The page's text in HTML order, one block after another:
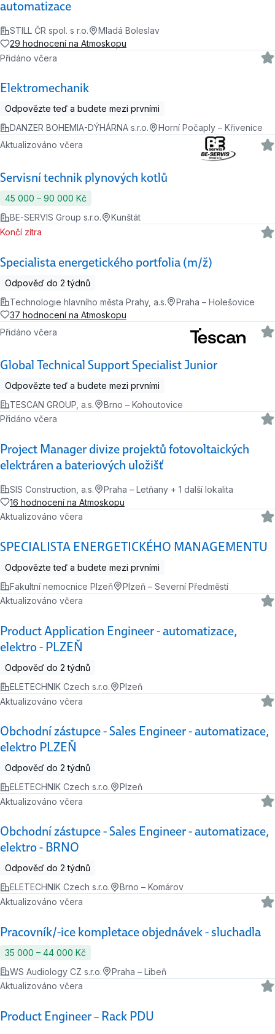
automatizace
STILL ČR spol. s r.o.
Mladá Boleslav
29 hodnocení na Atmoskopu
Elektromechanik
Přidáno včera
Odpovězte teď a budete mezi prvními
DANZER BOHEMIA-DÝHÁRNA s.r.o.
Horní Počaply – Křivenice
Servisní technik plynových kotlů
Aktualizováno včera
45 000 ‍–‍ 90 000 Kč
BE-SERVIS Group s.r.o.
Kunštát
Specialista energetického portfolia (m/ž)
Končí zítra
Odpověď do 2 týdnů
Technologie hlavního města Prahy, a.s.
Praha – Holešovice
37 hodnocení na Atmoskopu
Global Technical Support Specialist Junior
Přidáno včera
Odpovězte teď a budete mezi prvními
TESCAN GROUP, a.s.
Brno – Kohoutovice
Project Manager divize projektů fotovoltaických
elektráren a bateriových uložišť
Přidáno včera
SIS Construction, a.s.
Praha – Letňany + 1 další lokalita
16 hodnocení na Atmoskopu
SPECIALISTA ENERGETICKÉHO MANAGEMENTU
Aktualizováno včera
Odpovězte teď a budete mezi prvními
Fakultní nemocnice Plzeň
Plzeň – Severní Předměstí
Product Application Engineer - automatizace,
elektro - PLZEŇ
Aktualizováno včera
Odpověď do 2 týdnů
ELETECHNIK Czech s.r.o.
Plzeň
Obchodní zástupce - Sales Engineer - automatizace,
elektro PLZEŇ
Aktualizováno včera
Odpověď do 2 týdnů
ELETECHNIK Czech s.r.o.
Plzeň
Obchodní zástupce - Sales Engineer - automatizace,
elektro - BRNO
Aktualizováno včera
Odpověď do 2 týdnů
ELETECHNIK Czech s.r.o.
Brno – Komárov
Pracovník/-ice kompletace objednávek - sluchadla
Aktualizováno včera
35 000 ‍–‍ 44 000 Kč
WS Audiology CZ s.r.o.
Praha – Libeň
Product Engineer – Rack PDU
Aktualizováno včera